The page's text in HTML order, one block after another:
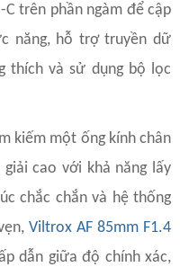
trên phần ngàm để cập
năng, hỗ trợ truyền dữ
thích và sử dụng bộ lọc
kiếm một ống kính chân
cao với khả năng lấy
chắc chắn và hệ thống
Viltrox AF 85mm F1.4
dẫn giữa độ chính xác,